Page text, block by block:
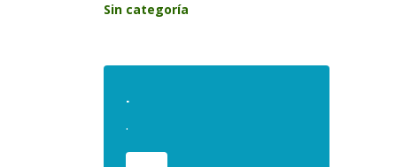
Sin categoría
.
.